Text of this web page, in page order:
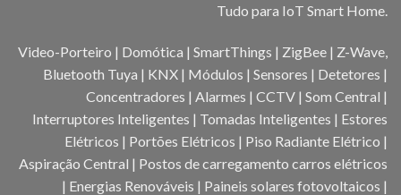
Tudo para IoT Smart Home.
Video-Porteiro | Domótica | SmartThings | ZigBee | Z-Wave,
Bluetooth Tuya | KNX | Módulos | Sensores | Detetores |
Concentradores | Alarmes | CCTV | Som Central |
Interruptores Inteligentes | Tomadas Inteligentes | Estores
Elétricos | Portões Elétricos | Piso Radiante Elétrico |
Aspiração Central | Postos de carregamento carros elétricos
| Energias Renováveis | Paineis solares fotovoltaicos |